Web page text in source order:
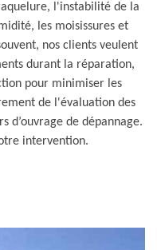
l'instabilité de la
les moisissures et
nos clients veulent
durant la réparation,
pour minimiser les
de l'évaluation des
d’ouvrage de dépannage.
intervention.